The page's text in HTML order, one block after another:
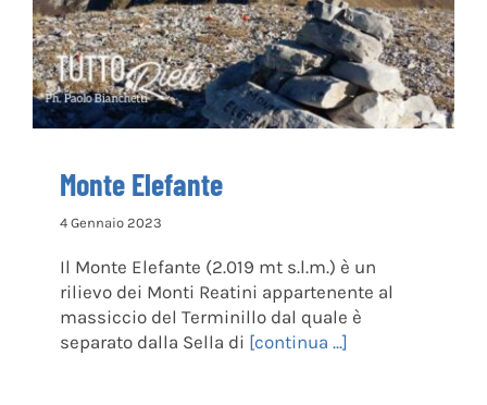
Monte Elefante
4 Gennaio 2023
Il Monte Elefante (2.019 mt s.l.m.) è un
rilievo dei Monti Reatini appartenente al
massiccio del Terminillo dal quale è
separato dalla Sella di [continua ...]